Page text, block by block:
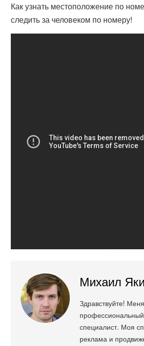
Как узнать местоположение по
следить за человеком по номеру!
Михаил
Здравствуйте!
специалист. Моя
реклама и